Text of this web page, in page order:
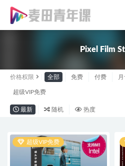
Pixel Film
价格权限 全部 免费 付费
超级VIP免费
最新 随机 热度
超级VIP免费